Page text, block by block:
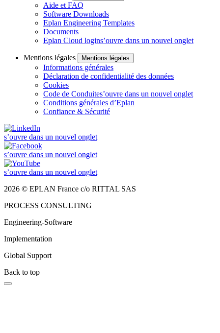
Aide et FAQ
Software Downloads
Eplan Engineering Templates
Documents
Eplan Cloud logins’ouvre dans un nouvel onglet
Mentions légales Mentions légales
Informations générales
Déclaration de confidentialité des données
Cookies
Code de Conduites’ouvre dans un nouvel onglet
Conditions générales d’Eplan
Confiance & Sécurité
s’ouvre dans un nouvel onglet
s’ouvre dans un nouvel onglet
s’ouvre dans un nouvel onglet
2026 © EPLAN France c/o RITTAL SAS
PROCESS CONSULTING
Engineering-Software
Implementation
Global Support
Back to top